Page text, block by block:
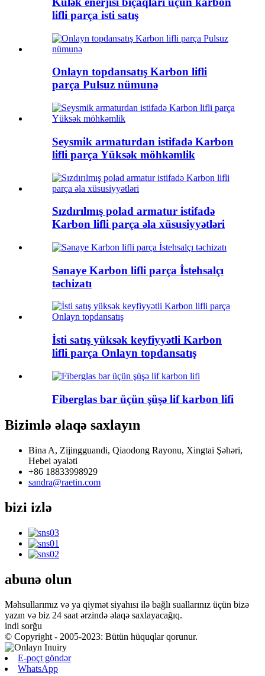
lifli parça isti satış
Onlayn topdansatış Karbon lifli
parça Pulsuz nümunə
Seysmik armaturdan istifadə Karbon
lifli parça Yüksək möhkəmlik
Sızdırılmış polad armatur istifadə
Karbon lifli parça əla xüsusiyyətləri
Sənaye Karbon lifli parça İstehsalçı
təchizatı
İsti satış yüksək keyfiyyətli Karbon
lifli parça Onlayn topdansatış
Fiberglas bar üçün şüşə lif karbon lifi
Bizimlə əlaqə saxlayın
Bina A, Zijingguandi, Qiaodong Rayonu, Xingtai Şəhəri,
Hebei əyaləti
+86 18833998929
sandra@raetin.com
bizi izlə
abunə olun
Məhsullarımız və ya qiymət siyahısı ilə bağlı suallarınız üçün bizə
yazın və biz 24 saat ərzində əlaqə saxlayacağıq.
indi sorğu
© Copyright - 2005-2023: Bütün hüquqlar qorunur.
E-poçt göndər
WhatsApp